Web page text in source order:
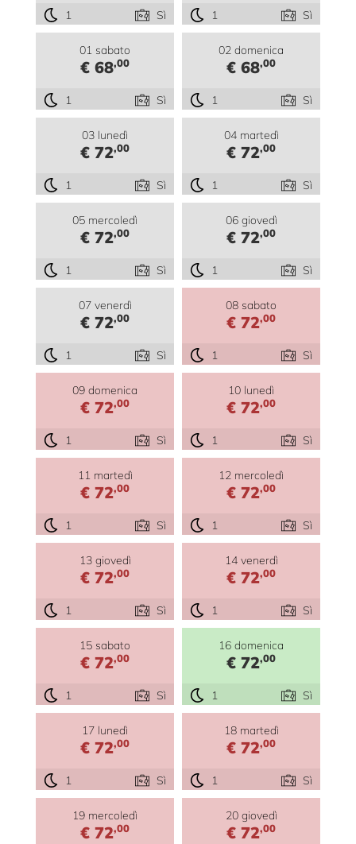
1 Sì 1 Sì
01 sabato
€ 68,00
1 Sì
02 domenica
€ 68,00
1 Sì
03 lunedì
€ 72,00
1 Sì
04 martedì
€ 72,00
1 Sì
05 mercoledì
€ 72,00
1 Sì
06 giovedì
€ 72,00
1 Sì
07 venerdì
€ 72,00
1 Sì
08 sabato
€ 72,00
1 Sì
09 domenica
€ 72,00
1 Sì
10 lunedì
€ 72,00
1 Sì
11 martedì
€ 72,00
1 Sì
12 mercoledì
€ 72,00
1 Sì
13 giovedì
€ 72,00
1 Sì
14 venerdì
€ 72,00
1 Sì
15 sabato
€ 72,00
1 Sì
16 domenica
€ 72,00
1 Sì
17 lunedì
€ 72,00
1 Sì
18 martedì
€ 72,00
1 Sì
19 mercoledì
€ 72,00
20 giovedì
€ 72,00